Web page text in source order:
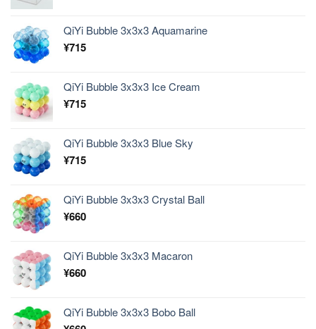
QiYi Bubble 3x3x3 Aquamarine
¥715
QiYi Bubble 3x3x3 Ice Cream
¥715
QiYi Bubble 3x3x3 Blue Sky
¥715
QiYi Bubble 3x3x3 Crystal Ball
¥660
QiYi Bubble 3x3x3 Macaron
¥660
QiYi Bubble 3x3x3 Bobo Ball